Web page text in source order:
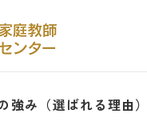
強み（選ばれる理由）